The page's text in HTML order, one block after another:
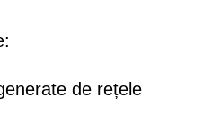
de rețele